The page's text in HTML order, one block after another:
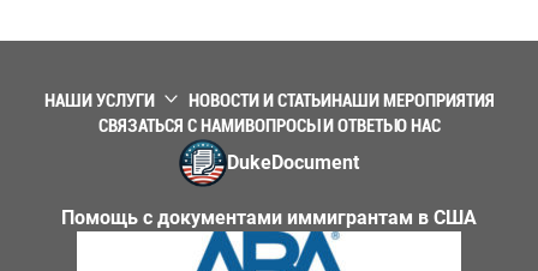
НАШИ УСЛУГИ НОВОСТИ И СТАТЬИНАШИ МЕРОПРИЯТИЯ
СВЯЗАТЬСЯ С НАМИВОПРОСЫ И ОТВЕТЫО НАС
DukeDocument
Помощь с документами иммигрантам в США